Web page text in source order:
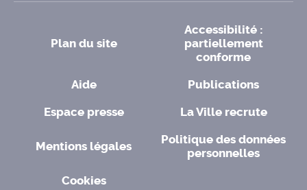
Plan du site
Accessibilité :
partiellement
conforme
Aide
Publications
Espace presse
La Ville recrute
Mentions légales
Politique des données
personnelles
Cookies